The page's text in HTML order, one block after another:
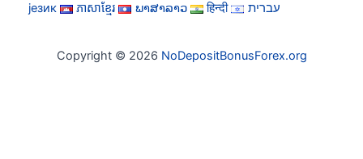
језик
ភាសាខ្មែរ ພາສາລາວ हिन्दी עברית
Copyright © 2026 NoDepositBonusForex.org